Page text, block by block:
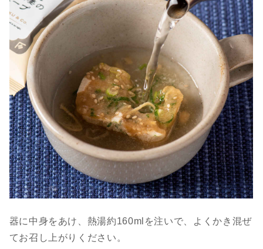
器に中身をあけ、熱湯約160mlを注いで、よくかき混ぜ
てお召し上がりください。